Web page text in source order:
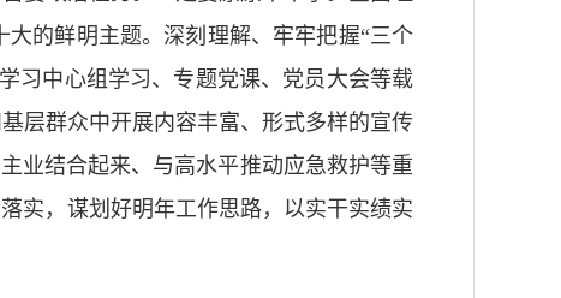
的鲜明主题。深刻理解、牢牢把握“三个
习中心组学习、专题党课、党员大会等载
层群众中开展内容丰富、形式多样的宣传
业结合起来、与高水平推动应急救护等重
实，谋划好明年工作思路，以实干实绩实